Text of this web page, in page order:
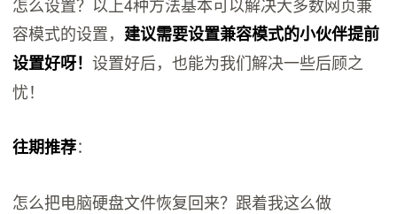
容模式的设置， 建议需要设置兼容模式的小伙伴提前
设置好呀！设置好后，也能为我们解决一些后顾之
忧！
往期推荐：
怎么把电脑硬盘文件恢复回来？跟着我这么做